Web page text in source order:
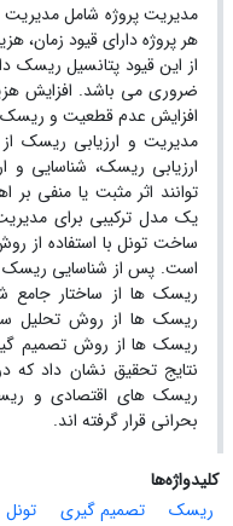
مدیریت پروژه شامل
هر پروژه دارای قیود زمان،
از این قیود پتانسیل ریسک
ضروری می باشد. افزایش
افزایش عدم قطعیت و ریسک
مدیریت و ارزیابی ریسک
ارزیابی ریسک، شناسایی
توانند اثر مثبت یا منفی
یک مدل ترکیبی برای
ساخت تونل با استفاده از
است. پس از شناسایی ریسک
ریسک ها از روش تصمیم
نتایج تحقیق نشان داد که
ریسک های اقتصادی و
بحرانی قرار گرفته اند.
کلیدواژه‌ها
ریسک
تصمیم گیری تونل